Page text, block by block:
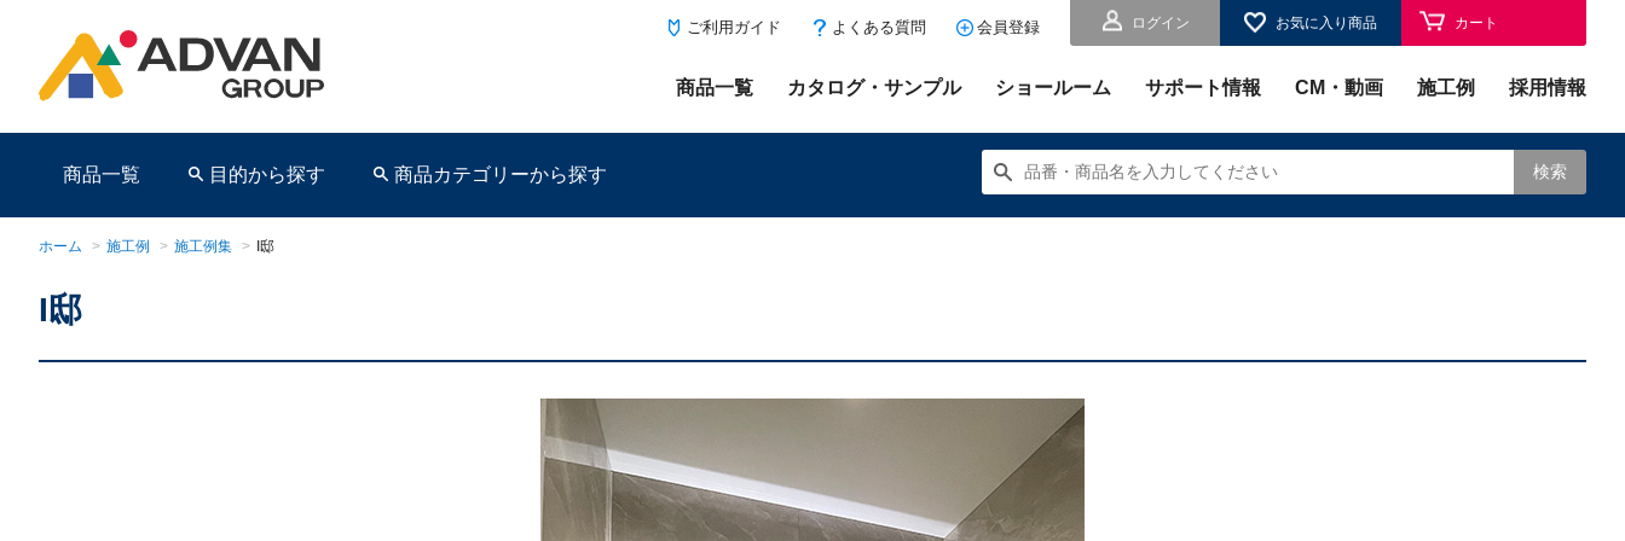
ログイン お気に入り商品 カート
ご利用ガイド よくある質問 会員登録
商品一覧 カタログ・サンプル ショールーム サポート情報 CM・動画 施工例 採用情報
商品一覧 目的から探す 商品カテゴリーから探す 検索
ホーム > 施工例 > 施工例集 > I邸
I邸